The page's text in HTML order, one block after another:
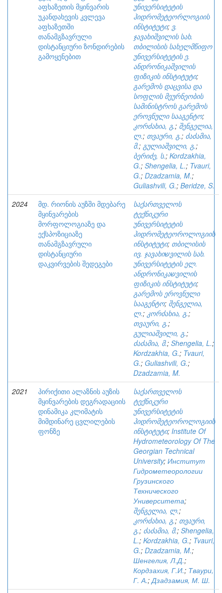
აფხაზეთის მყინვარის
უკანდახევის კვლევა
აფხაზეთში
თანამგზავრული
დისტანციური ზონდირების
გამოყენებით
უნივერსიტეტის
ჰიდრომეტეორლოგიის
ინსტიტუტი; ვ.
ჯავახიშვილის სახ.
თბილისის სახელმწიფო
უნივერსიტეტის ე.
ანდრონიკაშვილის
ფიზიკის ინსტიტუტი;
გარემოს დაცვისა და
სოფლის მეურნეობის
სამინისტროს გარემოს
ეროვნული სააგენტო;
კორძახია, გ.; შენგელია,
ლ.; თვაური, გ.; ძაძამია,
მ.; გულიაშვილი, გ.;
ბერიძე, ს.; Kordzakhia,
G.; Shengelia, L.; Tvauri,
G.; Dzadzamia, M.;
Guliashvili, G.; Beridze, S.
2024
მდ. რიონის აუზში მდებარე
მყინვარების
მორფოლოგიაზე და
ექსპოზიციაზე
თანამგზავრული
დისტანციური
დაკვირვების შედეგები
საქართველოს
ტექნიკური
უნივერსიტეტის
ჰიდრომეტეოროლოგიის
ინსტიტუტი; თბილისის
ივ. ჯავახიשვილის სახ.
უნივერსიტეტის ელ.
ანდრონიკაשვილის
ფიზიკის ინსტიტუტი;
გარემოს ეროვნული
სააგენტო; შენგელია,
ლ.; კორძახია, გ.;
თვაური, გ.;
გულიაშვილი, გ.;
ძაძამია, მ.; Shengelia, L.;
Kordzakhia, G.; Tvauri,
G.; Guliashvili, G.;
Dzadzamia, M.
2021
პირიქითი ალაზნის აუზის
მყინვარების დეგრადაციის
დინამიკა კლიმატის
მიმდინარე ცვლილების
ფონზე
საქართველოს
ტექნიკური
უნივერსიტეტის
ჰიდრომეტეოროლოგიის
ინსტიტუტი; Institute Of
Hydrometeorology Of The
Georgian Technical
University; Институт
Гидрометеорологии
Грузинского
Технического
Университета;
შენგელია, ლ.;
კორძახია, გ.; თვაური,
გ.; ძაძამია, მ.; Shengelia,
L.; Kordzakhia, G.; Tvauri,
G.; Dzadzamia, M.;
Шенгелия, Л.Д.;
Кордзахия, Г.И.; Тваури,
Г. А.;Дзадзамия, М. Ш.